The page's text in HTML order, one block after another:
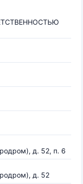
д. 52, п. 6
д. 52